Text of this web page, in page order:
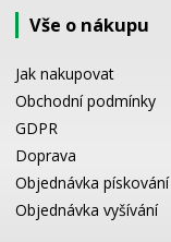
Vše o nákupu
Jak nakupovat
Obchodní podmínky
GDPR
Doprava
Objednávka pískování
Objednávka vyšívání